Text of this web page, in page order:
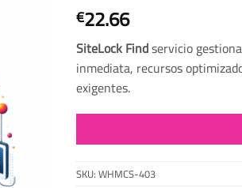
€22.66
SiteLock Findservicio
inmediata, recursos
exigentes.
SKU:WHMCS-403